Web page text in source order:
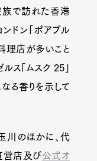
Fashion
族で訪れた香港
ドン「ポアブル
理店が多いこと
ス「ムスク 25」
る香りを示して
川のほかに、代
営店及び公式オ